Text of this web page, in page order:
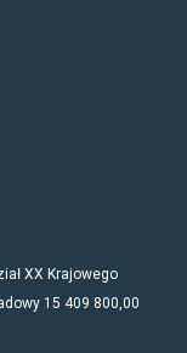
XX Krajowego
15 409 800,00